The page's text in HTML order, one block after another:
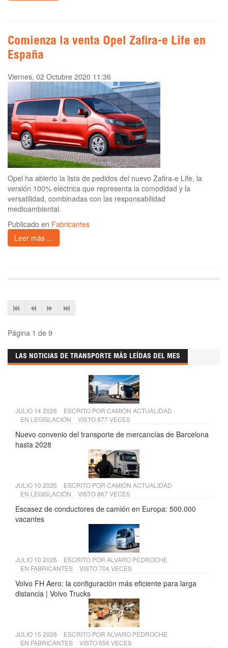
Comienza la venta Opel Zafira-e Life en
España
Viernes, 02 Octubre 2020 11:36
Opel ha abierto la lista de pedidos del nuevo Zafira-e Life, la
versión 100% eléctrica que representa la comodidad y la
versatilidad, combinadas con las responsabilidad
medioambiental.
Publicado en Fabricantes
Leer más ...
Página 1 de 9
LAS NOTICIAS DE TRANSPORTE MÁS LEÍDAS DEL MES
JULIO 14 2026 ESCRITO POR CAMIÓN ACTUALIDAD
EN LEGISLACIÓN VISTO 877 VECES
Nuevo convenio del transporte de mercancías de Barcelona
hasta 2028
JULIO 10 2026 ESCRITO POR CAMIÓN ACTUALIDAD
EN LEGISLACIÓN VISTO 867 VECES
Escasez de conductores de camión en Europa: 500.000
vacantes
JULIO 10 2026 ESCRITO POR ALVARO PEDROCHE
EN FABRICANTES VISTO 704 VECES
Volvo FH Aero: la configuración más eficiente para larga
distancia | Volvo Trucks
JULIO 15 2026 ESCRITO POR ALVARO PEDROCHE
EN FABRICANTES VISTO 656 VECES